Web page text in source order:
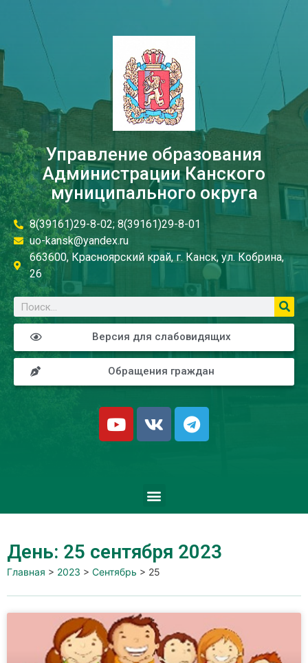
Управление образования
Администрации Канского
муниципального округа
8(39161)29-8-02; 8(39161)29-8-01
uo-kansk@yandex.ru
663600, Красноярский край, г. Канск, ул. Кобрина,
26
Версия для слабовидящих
Обращения граждан
День: 25 сентября 2023
Главная > 2023 > Сентябрь > 25